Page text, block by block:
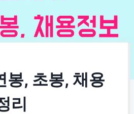
봉, 초봉, 채용
리